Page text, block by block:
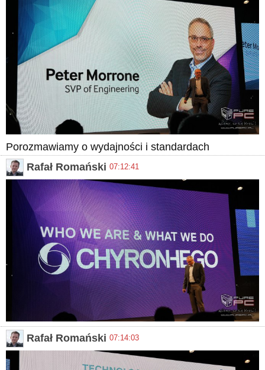
Porozmawiamy o wydajności i standardach
Rafał Romański 07:12:41
Rafał Romański 07:14:03